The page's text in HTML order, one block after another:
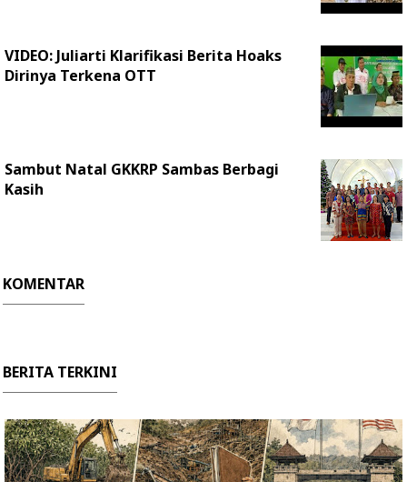
VIDEO: Juliarti Klarifikasi Berita Hoaks
Dirinya Terkena OTT
Sambut Natal GKKRP Sambas Berbagi
Kasih
KOMENTAR
BERITA TERKINI